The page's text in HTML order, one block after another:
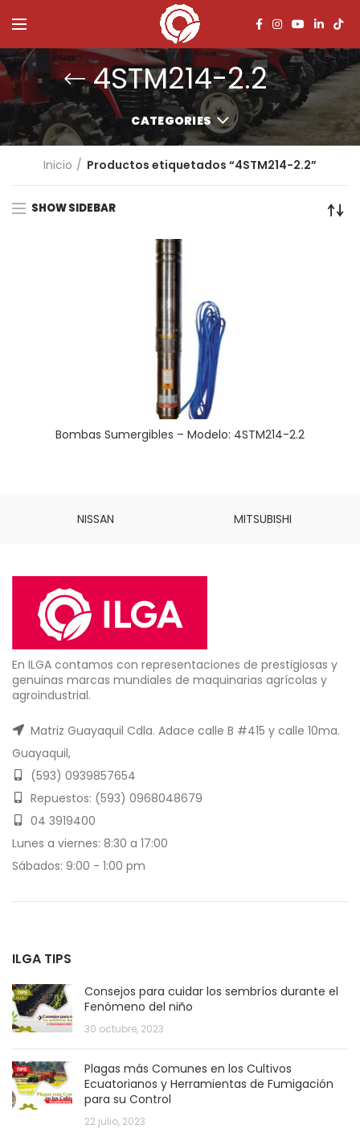
4STM214-2.2
CATEGORIES
Inicio Productos etiquetados “4STM214-2.2”
SHOW SIDEBAR
Bombas Sumergibles – Modelo: 4STM214-2.2
NISSAN MITSUBISHI
En ILGA contamos con representaciones de prestigiosas y
genuinas marcas mundiales de maquinarias agrícolas y
agroindustrial.
Matriz Guayaquil Cdla. Adace calle B #415 y calle 10ma.
Guayaquil,
(593) 0939857654
Repuestos: (593) 0968048679
04 3919400
Lunes a viernes: 8:30 a 17:00
Sábados: 9:00 - 1:00 pm
ILGA TIPS
Consejos para cuidar los sembríos durante el
Fenómeno del niño
30 octubre, 2023
Plagas más Comunes en los Cultivos
Ecuatorianos y Herramientas de Fumigación
para su Control
22 julio, 2023